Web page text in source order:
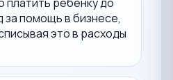
платить ребенку до
за помощь в бизнесе,
это в расходы